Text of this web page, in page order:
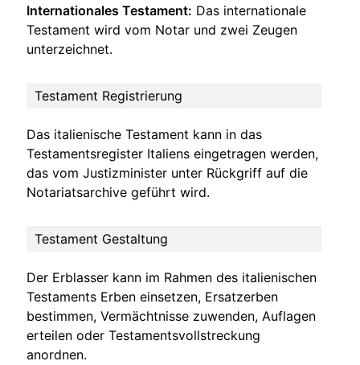
Internationales Testament: Das internationale
Testament wird vom Notar und zwei Zeugen
unterzeichnet.
Testament Registrierung
Das italienische Testament kann in das
Testamentsregister Italiens eingetragen werden,
das vom Justizminister unter Rückgriff auf die
Notariatsarchive geführt wird.
Testament Gestaltung
Der Erblasser kann im Rahmen des italienischen
Testaments Erben einsetzen, Ersatzerben
bestimmen, Vermächtnisse zuwenden, Auflagen
erteilen oder Testamentsvollstreckung
anordnen.